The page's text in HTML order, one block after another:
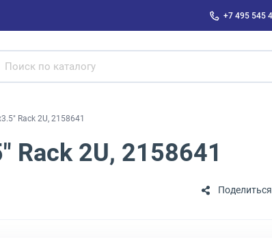
+7 495 545
Rack 2U, 2158641
Rack 2U, 2158641
Поделиться